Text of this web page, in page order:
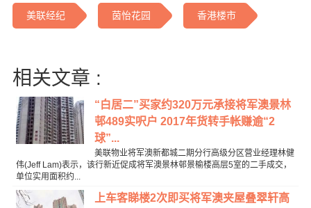
美联经纪 茵怡花园 香港楼市
相关文章 :
“白居二”买家约320万元承接将军澳景林
邨489实呎户 2017年货转手帐赚逾“2
球”...
美联物业将军澳新都城二期分行高级分区营业经理林健
伟(Jeff Lam)表示，该行新近促成将军澳景林邨景榆楼高层5室的二手成交，
单位实用面积约...
上车客睇楼2次即买将军澳夹屋叠翠轩高